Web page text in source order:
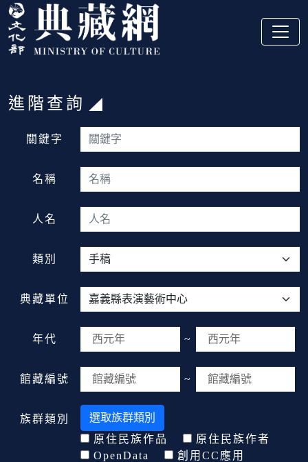
跳到主要內容
:::
:::
進階查詢
關鍵字
名稱
人名
類別
典藏單位
年代 ~
館藏編號 ~
族群類別
選取族群類別
原住民族作品
原住民族作者
OpenData
創用CC應用